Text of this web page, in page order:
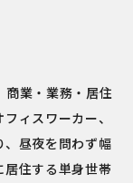
商業・業務・居住
ィスワーカー、
、昼夜を問わず幅
居住する単身世帯